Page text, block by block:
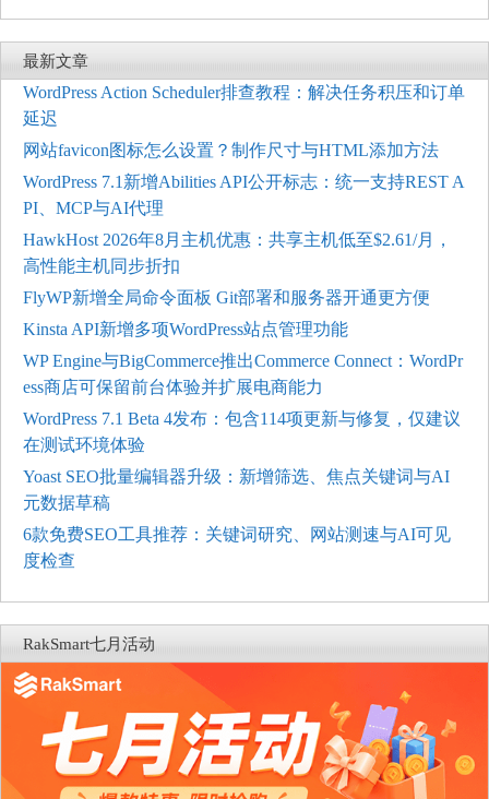
最新文章
WordPress Action Scheduler排查教程：解决任务积压和订单
延迟
网站favicon图标怎么设置？制作尺寸与HTML添加方法
WordPress 7.1新增Abilities API公开标志：统一支持REST A
PI、MCP与AI代理
HawkHost 2026年8月主机优惠：共享主机低至$2.61/月，
高性能主机同步折扣
FlyWP新增全局命令面板 Git部署和服务器开通更方便
Kinsta API新增多项WordPress站点管理功能
WP Engine与BigCommerce推出Commerce Connect：WordPr
ess商店可保留前台体验并扩展电商能力
WordPress 7.1 Beta 4发布：包含114项更新与修复，仅建议
在测试环境体验
Yoast SEO批量编辑器升级：新增筛选、焦点关键词与AI
元数据草稿
6款免费SEO工具推荐：关键词研究、网站测速与AI可见
度检查
RakSmart七月活动